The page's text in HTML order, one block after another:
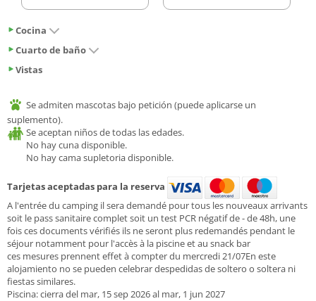
Cocina
Cuarto de baño
Vistas
Se admiten mascotas bajo petición (puede aplicarse un
suplemento).
Se aceptan niños de todas las edades.
No hay cuna disponible.
No hay cama supletoria disponible.
Tarjetas aceptadas para la reserva
A l'entrée du camping il sera demandé pour tous les nouveaux arrivants
soit le pass sanitaire complet soit un test PCR négatif de - de 48h, une
fois ces documents vérifiés ils ne seront plus redemandés pendant le
séjour notamment pour l'accès à la piscine et au snack bar
ces mesures prennent effet à compter du mercredi 21/07En este
alojamiento no se pueden celebrar despedidas de soltero o soltera ni
fiestas similares.
Piscina: cierra del mar, 15 sep 2026 al mar, 1 jun 2027